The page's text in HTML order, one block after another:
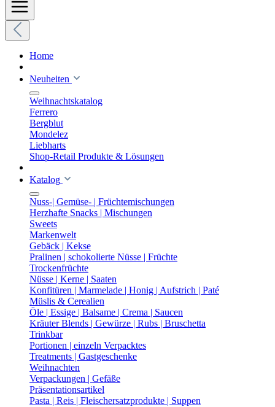
Home
Neuheiten
Weihnachtskatalog
Ferrero
Bergblut
Mondelez
Liebharts
Shop-Retail Produkte & Lösungen
Katalog
Nuss-| Gemüse- | Früchtemischungen
Herzhafte Snacks | Mischungen
Sweets
Markenwelt
Gebäck | Kekse
Pralinen | schokolierte Nüsse | Früchte
Trockenfrüchte
Nüsse | Kerne | Saaten
Konfitüren | Marmelade | Honig | Aufstrich | Paté
Müslis & Cerealien
Öle | Essige | Balsame | Crema | Saucen
Kräuter Blends | Gewürze | Rubs | Bruschetta
Trinkbar
Portionen | einzeln Verpacktes
Treatments | Gastgeschenke
Weihnachten
Verpackungen | Gefäße
Präsentationsartikel
Pasta | Reis | Fleischersatzprodukte | Suppen